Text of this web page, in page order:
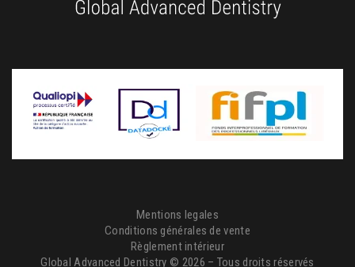
Mentions legales
Conditions générales de vente
Règlement intérieur
Global Advanced Dentistry © 2026 – Tous droits réservés